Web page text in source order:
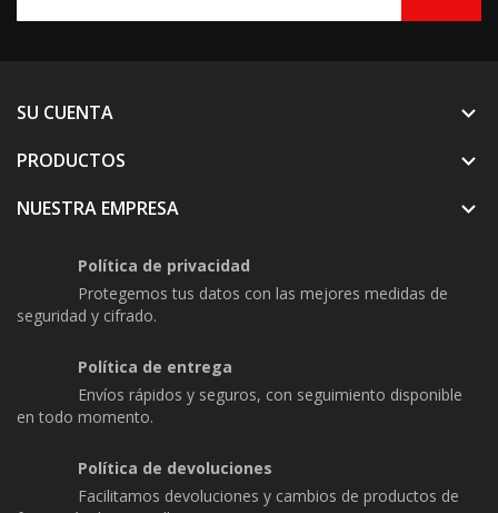
SU CUENTA 
PRODUCTOS 
NUESTRA EMPRESA 
Política de privacidad
Protegemos tus datos con las mejores medidas de
seguridad y cifrado.
Política de entrega
Envíos rápidos y seguros, con seguimiento disponible
en todo momento.
Política de devoluciones
Facilitamos devoluciones y cambios de productos de